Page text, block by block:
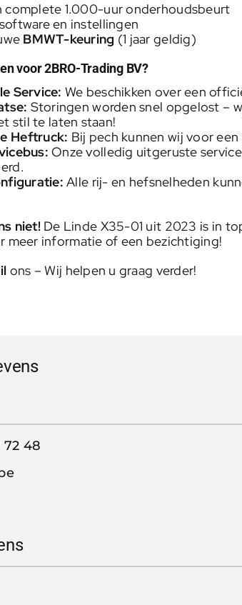
complete 1.000-uur onderhoudsbeurt
en instellingen
BMWT-keuring (1 jaar geldig)
voor 2BRO-Trading BV?
Service: We beschikken over een
Storingen worden snel opgelost –
stil te laten staan!
Heftruck: Bij pech kunnen wij voor
Onze volledig uitgeruste
Alle rij- en hefsnelheden
niet!De Linde X35-01 uit 2023 is in
meer informatie of een bezichtiging!
ons – Wij helpen u graag verder!
72 48